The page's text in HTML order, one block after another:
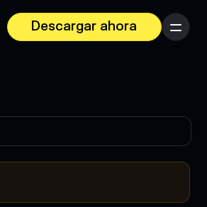
Descargar ahora
Menú